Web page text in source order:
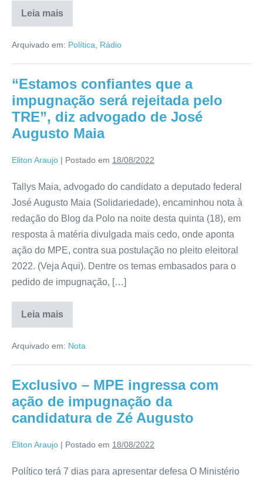
Leia mais
Arquivado em: Política Rádio
“Estamos confiantes que a
impugnação será rejeitada pelo
TRE”, diz advogado de José
Augusto Maia
Eliton Araujo | Postado em 18/08/2022
Tallys Maia, advogado do candidato a deputado federal
José Augusto Maia (Solidariedade), encaminhou nota à
redação do Blog da Polo na noite desta quinta (18), em
resposta à matéria divulgada mais cedo, onde aponta
ação do MPE, contra sua postulação no pleito eleitoral
2022. (Veja Aqui). Dentre os temas embasados para o
pedido de impugnação, […]
Leia mais
Arquivado em: Nota
Exclusivo – MPE ingressa com
ação de impugnação da
candidatura de Zé Augusto
Eliton Araujo | Postado em 18/08/2022
Político terá 7 dias para apresentar defesa O Ministério